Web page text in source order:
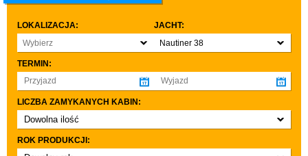
LOKALIZACJA:
Wybierz
JACHT:
Nautiner 38
TERMIN:
LICZBA ZAMYKANYCH KABIN:
Dowolna ilość
co najmniej 1
co najmniej 2
ROK PRODUKCJI: